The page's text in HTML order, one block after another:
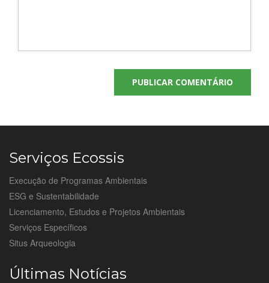
Serviços Ecossis
Execução de Programas Ambientais
ESG e Sustentabilidade
Licenciamento, Estudos e Projetos Ambientais
Serviços Específicos
Situs Arqueologia
Últimas Notícias